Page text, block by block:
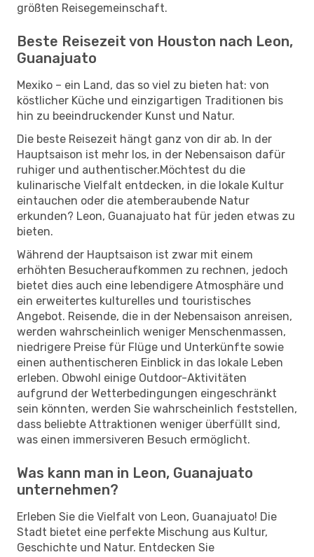
größten Reisegemeinschaft.
Beste Reisezeit von Houston nach Leon,
Guanajuato
Mexiko – ein Land, das so viel zu bieten hat: von
köstlicher Küche und einzigartigen Traditionen bis
hin zu beeindruckender Kunst und Natur.
Die beste Reisezeit hängt ganz von dir ab. In der
Hauptsaison ist mehr los, in der Nebensaison dafür
ruhiger und authentischer.Möchtest du die
kulinarische Vielfalt entdecken, in die lokale Kultur
eintauchen oder die atemberaubende Natur
erkunden? Leon, Guanajuato hat für jeden etwas zu
bieten.
Während der Hauptsaison ist zwar mit einem
erhöhten Besucheraufkommen zu rechnen, jedoch
bietet dies auch eine lebendigere Atmosphäre und
ein erweitertes kulturelles und touristisches
Angebot. Reisende, die in der Nebensaison anreisen,
werden wahrscheinlich weniger Menschenmassen,
niedrigere Preise für Flüge und Unterkünfte sowie
einen authentischeren Einblick in das lokale Leben
erleben. Obwohl einige Outdoor-Aktivitäten
aufgrund der Wetterbedingungen eingeschränkt
sein könnten, werden Sie wahrscheinlich feststellen,
dass beliebte Attraktionen weniger überfüllt sind,
was einen immersiveren Besuch ermöglicht.
Was kann man in Leon, Guanajuato
unternehmen?
Erleben Sie die Vielfalt von Leon, Guanajuato! Die
Stadt bietet eine perfekte Mischung aus Kultur,
Geschichte und Natur. Entdecken Sie